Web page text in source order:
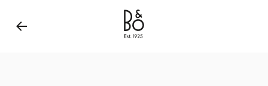
Bang & Olufsen - Exist to Create